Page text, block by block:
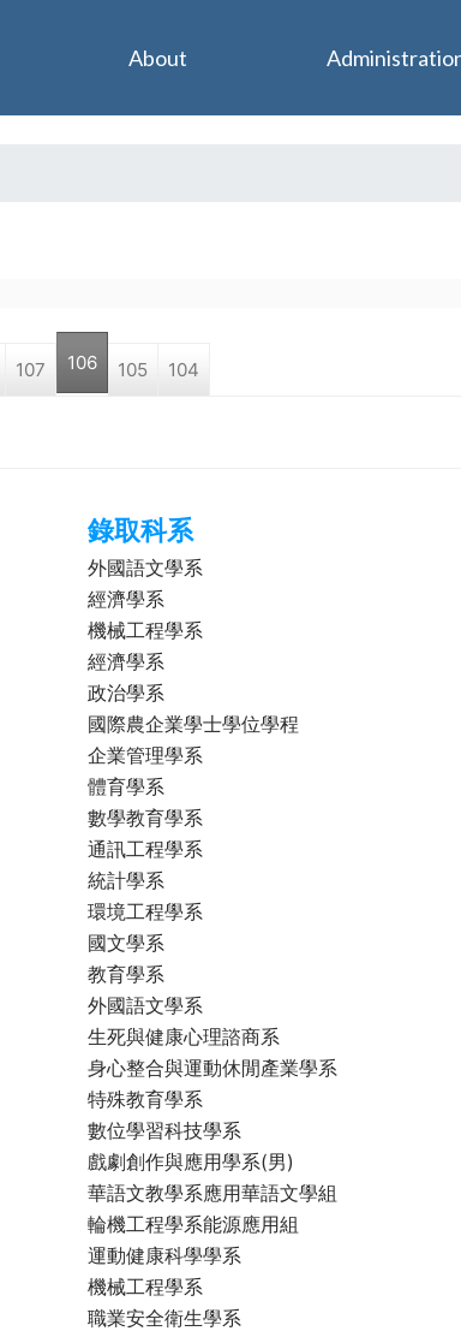
107 106 105 104
錄取科系
外國語文學系
經濟學系
機械工程學系
經濟學系
政治學系
國際農企業學士學位學程
企業管理學系
體育學系
數學教育學系
通訊工程學系
統計學系
環境工程學系
國文學系
教育學系
外國語文學系
生死與健康心理諮商系
身心整合與運動休閒產業學系
特殊教育學系
數位學習科技學系
戲劇創作與應用學系(男)
華語文教學系應用華語文學組
輪機工程學系能源應用組
運動健康科學學系
機械工程學系
職業安全衛生學系
About